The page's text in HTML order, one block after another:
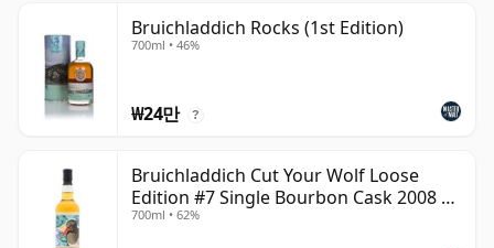
Bruichladdich Rocks (1st Edition)
700ml • 46%
₩24만 ?
Bruichladdich Cut Your Wolf Loose
Edition #7 Single Bourbon Cask 2008 14
년산
700ml • 62%